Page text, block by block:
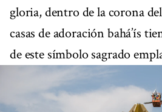
gloria, dentro de la corona
casas de adoración bahá’ís
de este símbolo sagrado